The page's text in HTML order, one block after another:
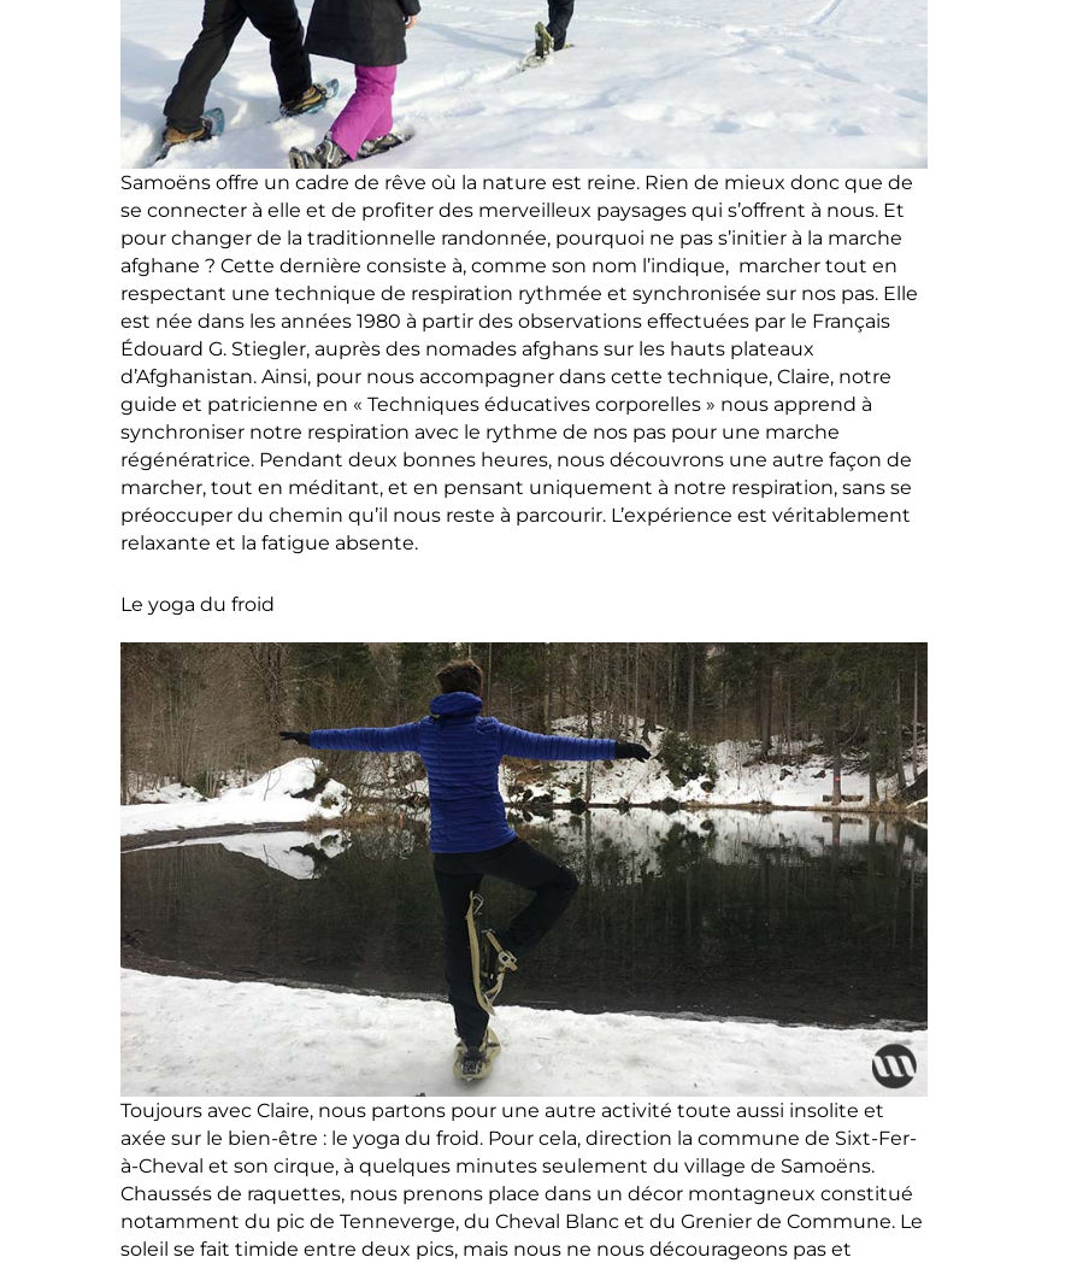
Samoëns offre un cadre de rêve où la nature est reine. Rien de mieux donc que de
se connecter à elle et de profiter des merveilleux paysages qui s’offrent à nous. Et
pour changer de la traditionnelle randonnée, pourquoi ne pas s’initier à la marche
afghane ? Cette dernière consiste à, comme son nom l’indique, marcher tout en
respectant une technique de respiration rythmée et synchronisée sur nos pas. Elle
est née dans les années 1980 à partir des observations effectuées par le Français
Édouard G. Stiegler, auprès des nomades afghans sur les hauts plateaux
d’Afghanistan. Ainsi, pour nous accompagner dans cette technique, Claire, notre
guide et patricienne en « Techniques éducatives corporelles » nous apprend à
synchroniser notre respiration avec le rythme de nos pas pour une marche
régénératrice. Pendant deux bonnes heures, nous découvrons une autre façon de
marcher, tout en méditant, et en pensant uniquement à notre respiration, sans se
préoccuper du chemin qu’il nous reste à parcourir. L’expérience est véritablement
relaxante et la fatigue absente.
Le yoga du froid
Toujours avec Claire, nous partons pour une autre activité toute aussi insolite et
axée sur le bien-être : le yoga du froid. Pour cela, direction la commune de Sixt-Fer-
à-Cheval et son cirque, à quelques minutes seulement du village de Samoëns.
Chaussés de raquettes, nous prenons place dans un décor montagneux constitué
notamment du pic de Tenneverge, du Cheval Blanc et du Grenier de Commune. Le
soleil se fait timide entre deux pics, mais nous ne nous décourageons pas et